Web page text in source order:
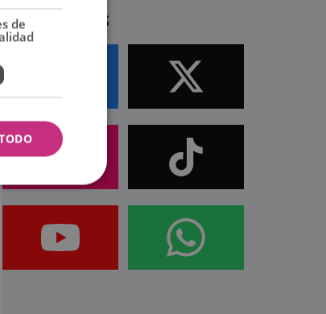
Síguenos
de